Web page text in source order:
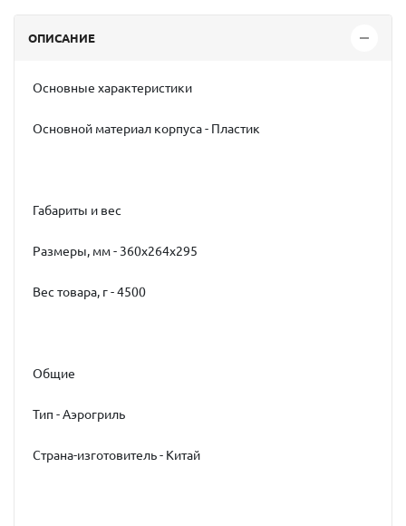
ОПИСАНИЕ
Основные характеристики
Основной материал корпуса - Пластик
Габариты и вес
Размеры, мм - 360x264x295
Вес товара, г - 4500
Общие
Тип - Аэрогриль
Страна-изготовитель - Китай